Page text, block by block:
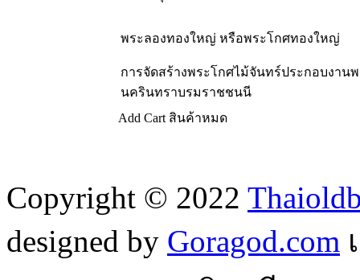
พระลองทองใหญ่ หรือพระโกศทองใหญ่
การจัดสร้างพระโกศไม้จันทร์ประกอบงาน
นครินทราบรมราชชนนี
Add Cart สินค้าหมด
Copyright © 2022
designed by Goragod.com